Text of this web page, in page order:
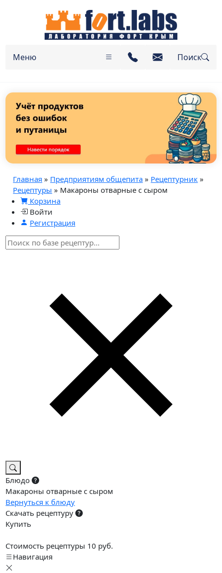
Меню Поиск
Главная » Предприятиям общепита » Рецептурник »
Рецептуры » Макароны отварные с сыром
Корзина
Войти
Регистрация
Блюдо
Макароны отварные с сыром
Вернуться к блюду
Скачать рецептуру
Купить
Стоимость рецептуры 10 руб.
Навигация